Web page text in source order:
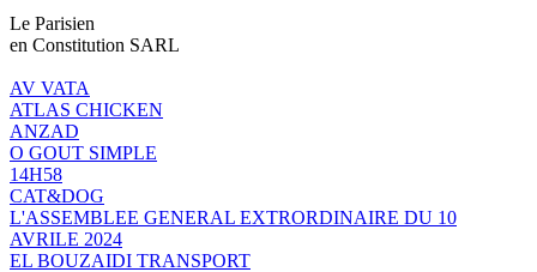
Le Parisien
en Constitution SARL
AV VATA
ATLAS CHICKEN
ANZAD
O GOUT SIMPLE
14H58
CAT&DOG
L'ASSEMBLEE GENERAL EXTRORDINAIRE DU 10
AVRILE 2024
EL BOUZAIDI TRANSPORT